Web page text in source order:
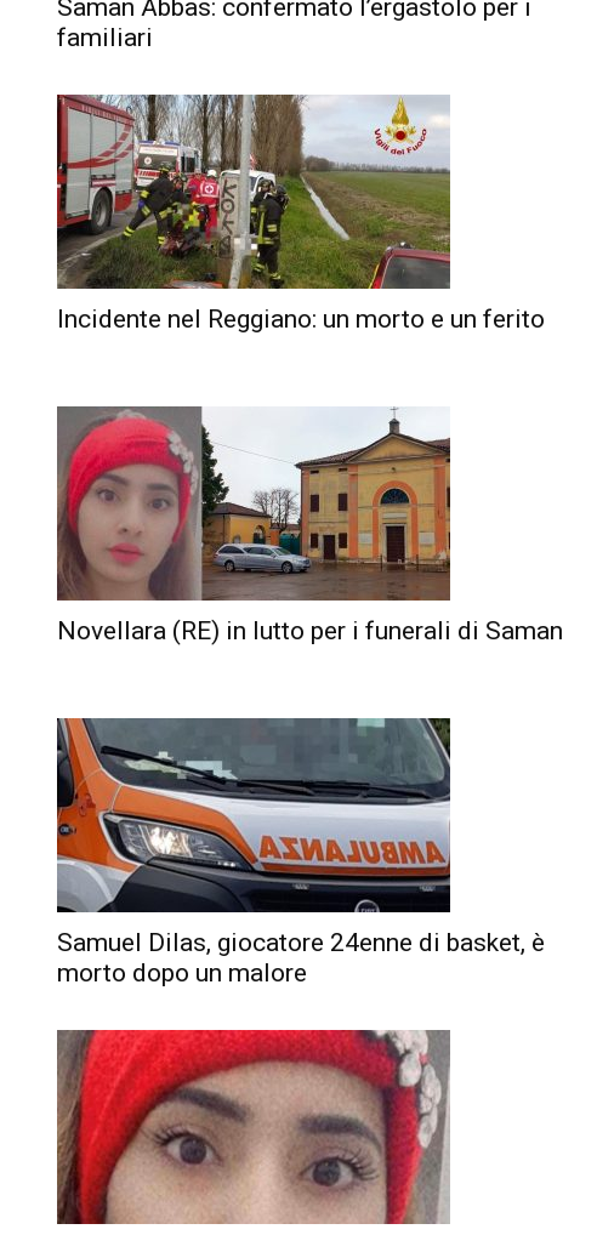
Saman Abbas: confermato l’ergastolo per i
familiari
Incidente nel Reggiano: un morto e un ferito
Novellara (RE) in lutto per i funerali di Saman
Samuel Dilas, giocatore 24enne di basket, è
morto dopo un malore